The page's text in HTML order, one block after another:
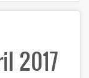
2017